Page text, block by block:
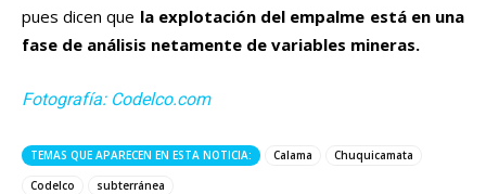
pues dicen que la explotación del empalme está en una
fase de análisis netamente de variables mineras.
Fotografía: Codelco.com
TEMAS QUE APARECEN EN ESTA NOTICIA: Calama
Chuquicamata
Codelco
subterránea